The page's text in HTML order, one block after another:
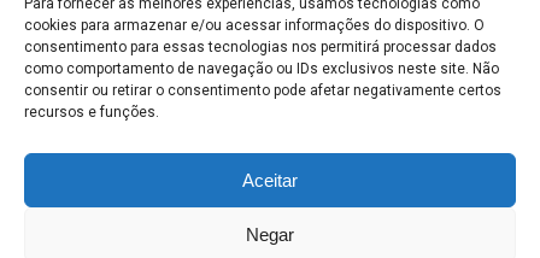
Para fornecer as melhores experiências, usamos tecnologias como
cookies para armazenar e/ou acessar informações do dispositivo. O
consentimento para essas tecnologias nos permitirá processar dados
como comportamento de navegação ou IDs exclusivos neste site. Não
consentir ou retirar o consentimento pode afetar negativamente certos
recursos e funções.
Aceitar
Negar
informativo, servindo como boletins de divulgação, e não devem ser
interpretadas como recomendações de investimento.Leia mais
Bolsa de Valores